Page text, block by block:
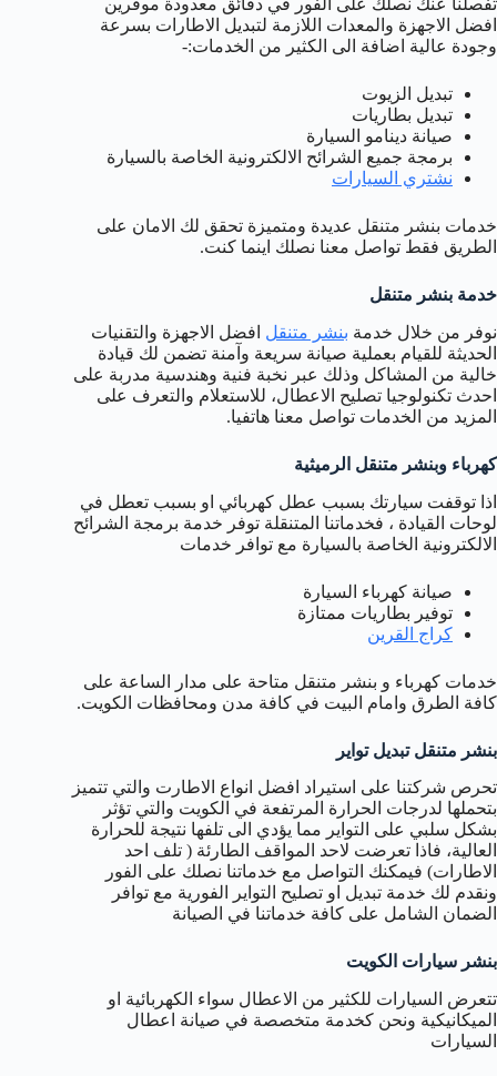
تفصلنا عنك نصلك على الفور في دقائق معدودة موفرين
افضل الاجهزة والمعدات اللازمة لتبديل الاطارات بسرعة
وجودة عالية اضافة الى الكثير من الخدمات:-
تبديل الزيوت
تبديل بطاريات
صيانة دينامو السيارة
برمجة جميع الشرائح الالكترونية الخاصة بالسيارة
نشتري السيارات
خدمات بنشر متنقل عديدة ومتميزة تحقق لك الامان على
الطريق فقط تواصل معنا نصلك اينما كنت.
خدمة بنشر متنقل
نوفر من خلال خدمة بنشر متنقل افضل الاجهزة والتقنيات
الحديثة للقيام بعملية صيانة سريعة وآمنة تضمن لك قيادة
خالية من المشاكل وذلك عبر نخبة فنية وهندسية مدربة على
احدث تكنولوجيا تصليح الاعطال، للاستعلام والتعرف على
المزيد من الخدمات تواصل معنا هاتفيا.
كهرباء وبنشر متنقل الرميثية
اذا توقفت سيارتك بسبب عطل كهربائي او بسبب تعطل في
لوحات القيادة ، فخدماتنا المتنقلة توفر خدمة برمجة الشرائح
الالكترونية الخاصة بالسيارة مع توافر خدمات
صيانة كهرباء السيارة
توفير بطاريات ممتازة
كراج القرين
خدمات كهرباء و بنشر متنقل متاحة على مدار الساعة على
كافة الطرق وامام البيت في كافة مدن ومحافظات الكويت.
بنشر متنقل تبديل تواير
تحرص شركتنا على استيراد افضل انواع الاطارت والتي تتميز
بتحملها لدرجات الحرارة المرتفعة في الكويت والتي تؤثر
بشكل سلبي على التواير مما يؤدي الى تلفها نتيجة للحرارة
العالية، فاذا تعرضت لاحد المواقف الطارئة ( تلف احد
الاطارات) فيمكنك التواصل مع خدماتنا نصلك على الفور
ونقدم لك خدمة تبديل او تصليح التواير الفورية مع توافر
الضمان الشامل على كافة خدماتنا في الصيانة
بنشر سيارات الكويت
تتعرض السيارات للكثير من الاعطال سواء الكهربائية او
الميكانيكية ونحن كخدمة متخصصة في صيانة اعطال
السيارات